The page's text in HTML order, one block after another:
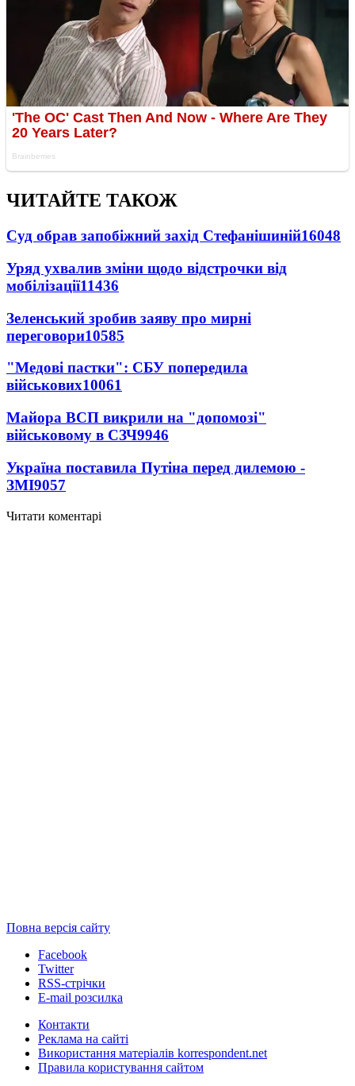
ЧИТАЙТЕ ТАКОЖ
Суд обрав запобіжний захід Стефанішиній16048
Уряд ухвалив зміни щодо відстрочки від
мобілізації11436
Зеленський зробив заяву про мирні
переговори10585
"Медові пастки": СБУ попередила
військових10061
Майора ВСП викрили на "допомозі"
військовому в СЗЧ9946
Україна поставила Путіна перед дилемою -
ЗМІ9057
Читати коментарі
Повна версія сайту
Facebook
Twitter
RSS-стрічки
E-mail розсилка
Контакти
Реклама на сайті
Використання матеріалів korrespondent.net
Правила користування сайтом